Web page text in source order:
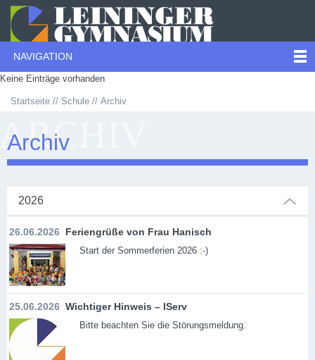
NAVIGATION
Keine Einträge vorhanden
Startseite Schule Archiv
Archiv
2026
26.06.2026 Feriengrüße von Frau Hanisch
Start der Sommerferien 2026 :-)
25.06.2026 Wichtiger Hinweis – IServ
Bitte beachten Sie die Störungsmeldung.